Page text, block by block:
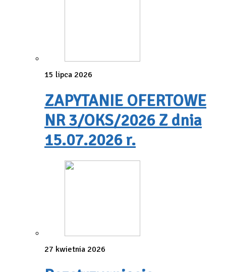
15 lipca 2026
ZAPYTANIE OFERTOWE
NR 3/OKS/2026 Z dnia
15.07.2026 r.
27 kwietnia 2026